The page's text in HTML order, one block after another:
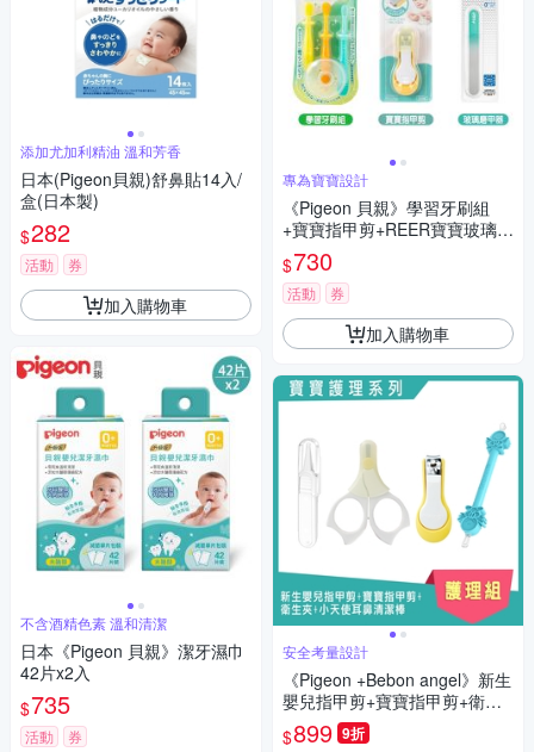
添加尤加利精油 溫和芳香
日本(Pigeon貝親)舒鼻貼14入/
盒(日本製)
$282
活動 券
加入購物車
不含酒精色素 溫和清潔
日本《Pigeon 貝親》潔牙濕巾
42片x2入
$735
活動 券
專為寶寶設計
《Pigeon 貝親》學習牙刷組
+寶寶指甲剪+REER寶寶玻璃磨
甲器
$730
活動 券
加入購物車
安全考量設計
《Pigeon +Bebon angel》新生
嬰兒指甲剪+寶寶指甲剪+衛生
夾+小天使耳鼻清潔棒
$899 9折